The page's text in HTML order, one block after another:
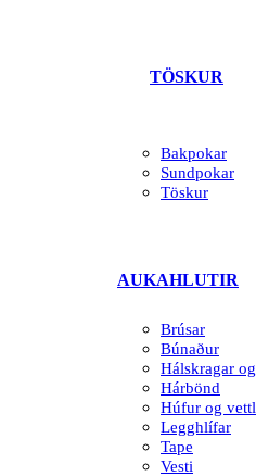
TÖSKUR
Bakpokar
Sundpokar
Töskur
AUKAHLUTIR
Brúsar
Búnaður
Hálskragar
Hárbönd
Húfur og
Legghlífar
Tape
Vesti